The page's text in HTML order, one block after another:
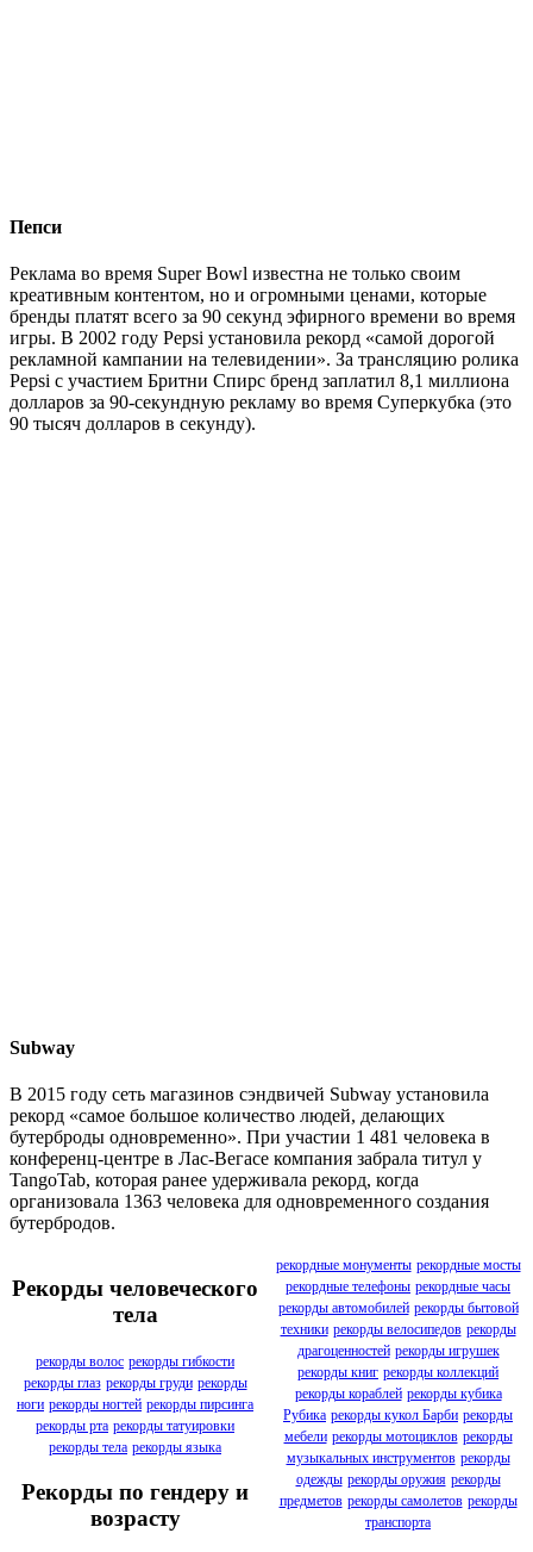
Пепси
Реклама во время Super Bowl известна не только своим
креативным контентом, но и огромными ценами, которые
бренды платят всего за 90 секунд эфирного времени во время
игры. В 2002 году Pepsi установила рекорд «самой дорогой
рекламной кампании на телевидении». За трансляцию ролика
Pepsi с участием Бритни Спирс бренд заплатил 8,1 миллиона
долларов за 90-секундную рекламу во время Суперкубка (это
90 тысяч долларов в секунду).
Subway
В 2015 году сеть магазинов сэндвичей Subway установила
рекорд «самое большое количество людей, делающих
бутерброды одновременно». При участии 1 481 человека в
конференц-центре в Лас-Вегасе компания забрала титул у
TangoTab, которая ранее удерживала рекорд, когда
организовала 1363 человека для одновременного создания
бутербродов.
Рекорды человеческого
тела
рекорды волос рекорды гибкости
рекорды глаз рекорды груди рекорды
ноги рекорды ногтей рекорды пирсинга
рекорды рта рекорды татуировки
рекорды тела рекорды языка
Рекорды по гендеру и
возрасту
рекордные монументы рекордные мосты
рекордные телефоны рекордные часы
рекорды автомобилей рекорды бытовой
техники рекорды велосипедов рекорды
драгоценностей рекорды игрушек
рекорды книг рекорды коллекций
рекорды кораблей рекорды кубика
Рубика рекорды кукол Барби рекорды
мебели рекорды мотоциклов рекорды
музыкальных инструментов рекорды
одежды рекорды оружия рекорды
предметов рекорды самолетов рекорды
транспорта